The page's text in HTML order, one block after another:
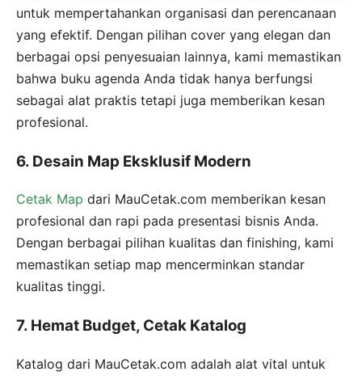
untuk mempertahankan organisasi dan perencanaan
yang efektif. Dengan pilihan cover yang elegan dan
berbagai opsi penyesuaian lainnya, kami memastikan
bahwa buku agenda Anda tidak hanya berfungsi
sebagai alat praktis tetapi juga memberikan kesan
profesional.
6. Desain Map Eksklusif Modern
Cetak Map dari MauCetak.com memberikan kesan
profesional dan rapi pada presentasi bisnis Anda.
Dengan berbagai pilihan kualitas dan finishing, kami
memastikan setiap map mencerminkan standar
kualitas tinggi.
7. Hemat Budget, Cetak Katalog
Katalog dari MauCetak.com adalah alat vital untuk